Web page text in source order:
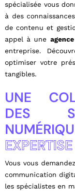
spécialisée vous
à des
de contenu et
appel à une
entreprise.
optimiser votre
tangibles.
UNE
DES
EXPERTISE
Vous vous
communication
les spécialistes en